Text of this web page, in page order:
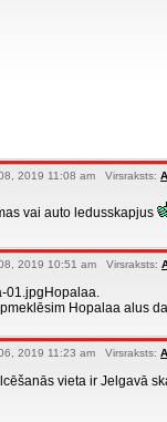
2019 11:08 am Virsraksts:
vai auto ledusskapjus
2019 10:51 am Virsraksts:
01.jpgHopalaa.
Hopalaa alus
2019 11:23 am Virsraksts:
vieta ir Jelgavā